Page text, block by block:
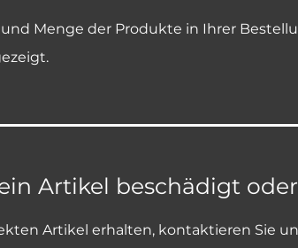
Menge der Produkte in Ihrer
Artikel beschädigt
Artikel erhalten, kontaktieren Sie